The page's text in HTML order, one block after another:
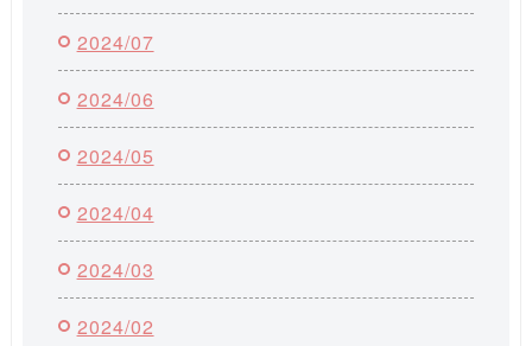
2024/07
2024/06
2024/05
2024/04
2024/03
2024/02